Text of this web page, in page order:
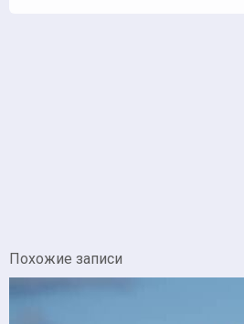
Похожие записи